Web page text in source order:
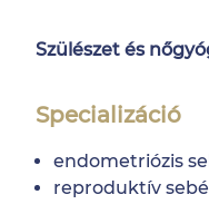
Szülészet és
Specializáció
endometriózis
reproduktív